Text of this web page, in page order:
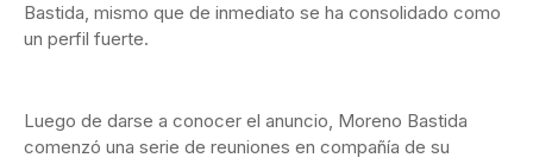
Bastida, mismo que de inmediato se ha consolidado como
un perfil fuerte.
Luego de darse a conocer el anuncio, Moreno Bastida
comenzó una serie de reuniones en compañía de su